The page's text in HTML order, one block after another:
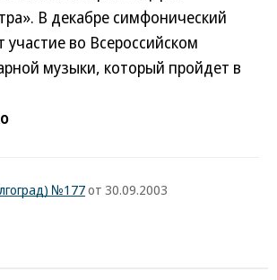
В декабре симфонический
участие во Всероссийском
музыки, который пройдет в
№177от 30.09.2003